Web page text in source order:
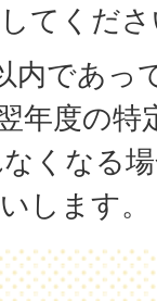
てくだ
内であっ
年度の特
くなる
します。